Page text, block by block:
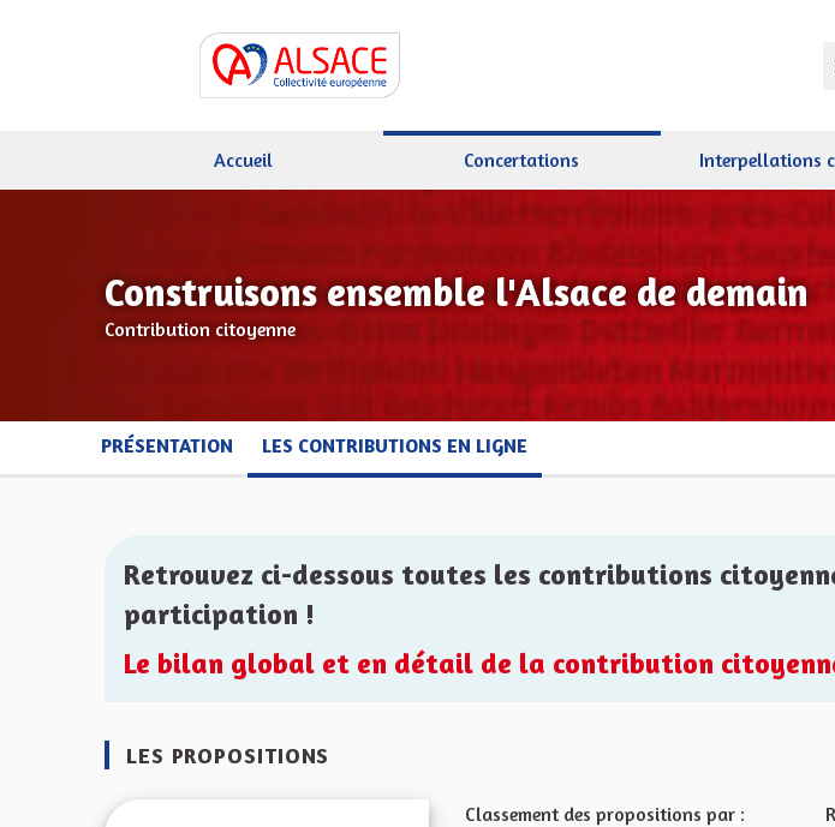
Accueil Concertations Interpellations
Construisons ensemble l'Alsace de demain
Contribution citoyenne
PRÉSENTATION LES CONTRIBUTIONS EN LIGNE
Retrouvez ci-dessous toutes les contributions
participation !
Le bilan global et en détail de la contribution
LES PROPOSITIONS
Classement des propositions par :